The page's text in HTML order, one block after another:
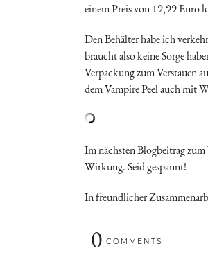
einem Preis von 19,99 Euro
Den Behälter habe ich
braucht also keine Sorge
Verpackung zum Verstauen
dem Vampire Peel auch mit
Im nächsten Blogbeitrag
Wirkung. Seid gespannt!
In freundlicher
0 COMMENTS